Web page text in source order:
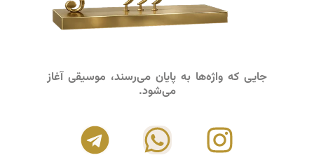
جایی که واژه‌ها به پایان می‌رسند، موسیقی آغاز
می‌شود.